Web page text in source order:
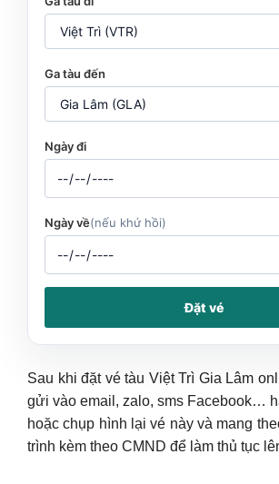
Ga tàu đến
Ngày đi
Ngày về(nếu khứ hồi)
Đặt vé
Sau khi đặt vé tàu Việt Trì Gia Lâm
gửi vào email, zalo, sms Facebook…
hoặc chụp hình lại vé này và mang
trình kèm theo CMND để làm thủ tục